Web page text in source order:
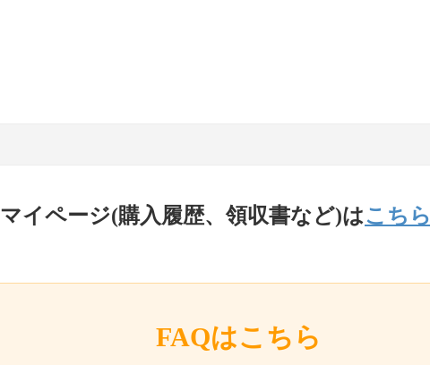
マイページ(購入履歴、領収書など)はこちら
FAQはこちら